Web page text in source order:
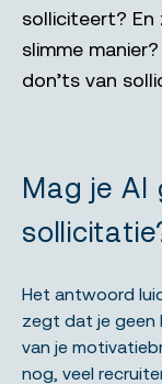
solliciteert? En
slimme
don’ts van
Mag je AI
Het antwoord
zegt dat je geen
van je
nog, veel